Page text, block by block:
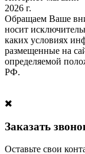
2026 г.
Обращаем Ваше
носит
каких условиях
размещенные на
определяемой
РФ.
Заказать
Оставьте свои